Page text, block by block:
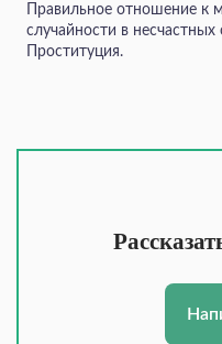
Правильное отношение к
случайности в
Проституция.